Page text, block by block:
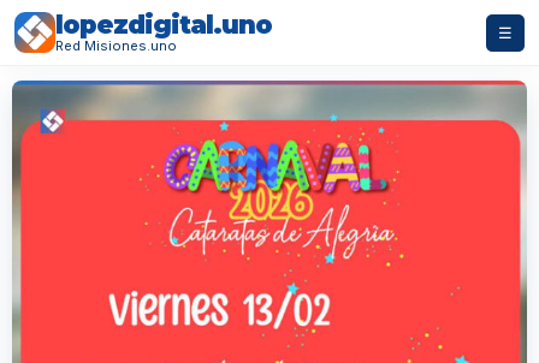
lopezdigital.uno
Red Misiones.uno
☰